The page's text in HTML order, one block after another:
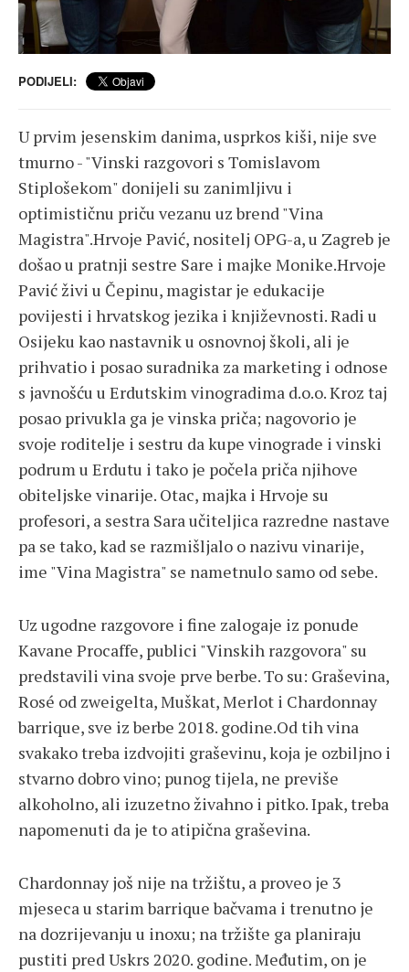
PODIJELI:
U prvim jesenskim danima, usprkos kiši, nije sve
tmurno - "Vinski razgovori s Tomislavom
Stiplošekom" donijeli su zanimljivu i
optimističnu priču vezanu uz brend "Vina
Magistra".Hrvoje Pavić, nositelj OPG-a, u Zagreb je
došao u pratnji sestre Sare i majke Monike.Hrvoje
Pavić živi u Čepinu, magistar je edukacije
povijesti i hrvatskog jezika i književnosti. Radi u
Osijeku kao nastavnik u osnovnoj školi, ali je
prihvatio i posao suradnika za marketing i odnose
s javnošću u Erdutskim vinogradima d.o.o. Kroz taj
posao privukla ga je vinska priča; nagovorio je
svoje roditelje i sestru da kupe vinograde i vinski
podrum u Erdutu i tako je počela priča njihove
obiteljske vinarije. Otac, majka i Hrvoje su
profesori, a sestra Sara učiteljica razredne nastave
pa se tako, kad se razmišljalo o nazivu vinarije,
ime "Vina Magistra" se nametnulo samo od sebe.
Uz ugodne razgovore i fine zalogaje iz ponude
Kavane Procaffe, publici "Vinskih razgovora" su
predstavili vina svoje prve berbe. To su: Graševina,
Rosé od zweigelta, Muškat, Merlot i Chardonnay
barrique, sve iz berbe 2018. godine.Od tih vina
svakako treba izdvojiti graševinu, koja je ozbiljno i
stvarno dobro vino; punog tijela, ne previše
alkoholno, ali izuzetno živahno i pitko. Ipak, treba
napomenuti da je to atipična graševina.
Chardonnay još nije na tržištu, a proveo je 3
mjeseca u starim barrique bačvama i trenutno je
na dozrijevanju u inoxu; na tržište ga planiraju
pustiti pred Uskrs 2020. godine. Međutim, on je